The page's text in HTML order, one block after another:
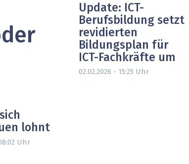
Update: ICT-
Berufsbildung setzt
revidierten
Bildungsplan für
ICT-Fachkräfte um
02.02.2026 - 15:25 Uhr
lohnt
Uhr